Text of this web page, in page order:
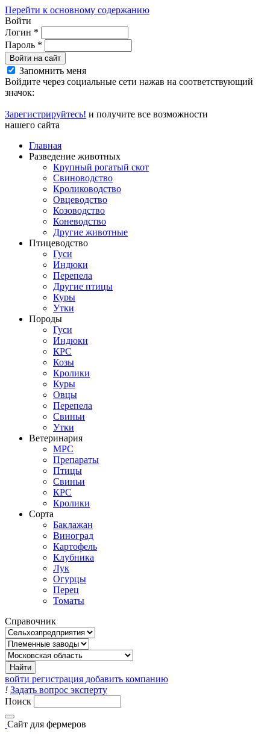
Перейти к основному содержанию
Войти
Логин *
Пароль *
Войти на сайт
Запомнить меня
Войдите через социальные сети нажав на соответствующий
значок:
Зарегистрируйтесь! и получите все возможности
нашего сайта
Главная
Разведение животных
Крупный рогатый скот
Свиноводство
Кролиководство
Овцеводство
Козоводство
Коневодство
Другие животные
Птицеводство
Гуси
Индюки
Перепела
Другие птицы
Куры
Утки
Породы
Гуси
Индюки
КРС
Козы
Кролики
Куры
Овцы
Перепела
Свиньи
Утки
Ветеринария
МРС
Препараты
Птицы
Свиньи
КРС
Кролики
Сорта
Баклажан
Виноград
Картофель
Клубника
Лук
Огурцы
Перец
Томаты
Справочник
войти регистрация добавить компанию
! Задать вопрос эксперту
Поиск
Сайт для фермеров